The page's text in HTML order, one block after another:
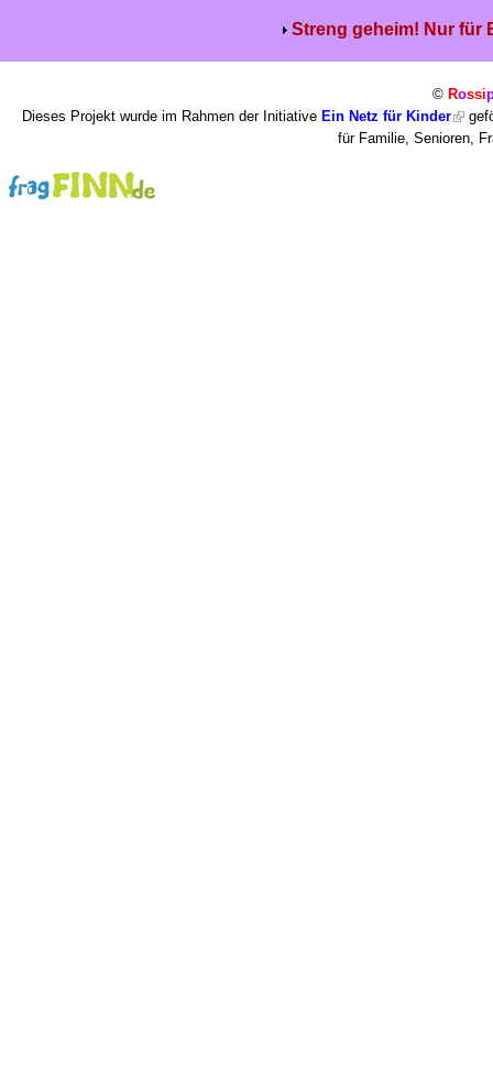
Streng geheim! Nur für
© Rossi
Dieses Projekt wurde im Rahmen der Initiative Ein Netz für Kinder
für Familie, Senioren,